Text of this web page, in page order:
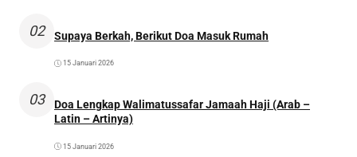
02 Supaya Berkah, Berikut Doa Masuk Rumah
15 Januari 2026
03
Doa Lengkap Walimatussafar Jamaah Haji (Arab –
Latin – Artinya)
15 Januari 2026